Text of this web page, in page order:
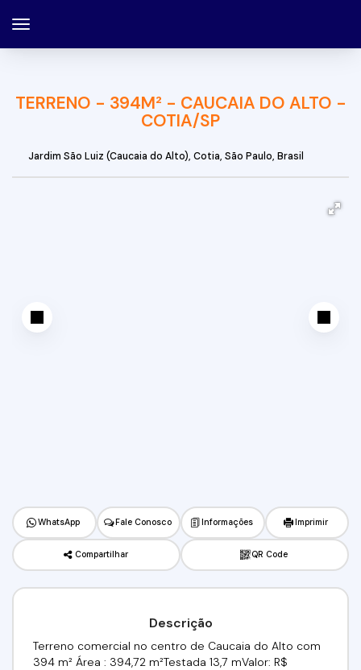
TERRENO - 394M² - CAUCAIA DO ALTO -
COTIA/SP
Jardim São Luiz (Caucaia do Alto), Cotia, São Paulo, Brasil
WhatsApp Fale Conosco Informações Imprimir
Compartilhar QR Code
Descrição
Terreno comercial no centro de Caucaia do Alto com
394 m² Área : 394,72 m²Testada 13,7 mValor: R$